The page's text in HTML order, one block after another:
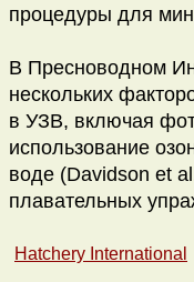
процедуры для
В Пресноводном
нескольких
в УЗВ, включая
использование
воде (Davidson et
плавательных
Hatchery International